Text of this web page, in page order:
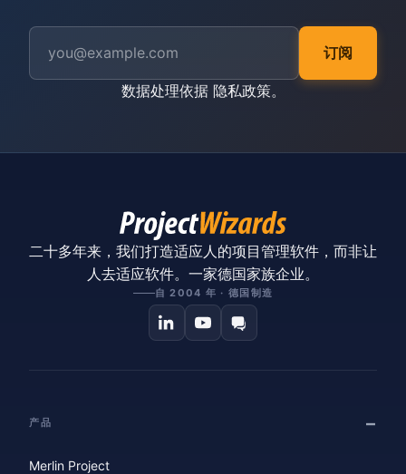
订阅
数据处理依据 隐私政策。
二十多年来，我们打造适应人的项目管理软件，而非让
人去适应软件。一家德国家族企业。
自 2004 年 · 德国制造
产品
Merlin Project